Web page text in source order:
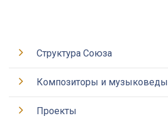
Структура Союза
Композиторы и музыковеды
Проекты